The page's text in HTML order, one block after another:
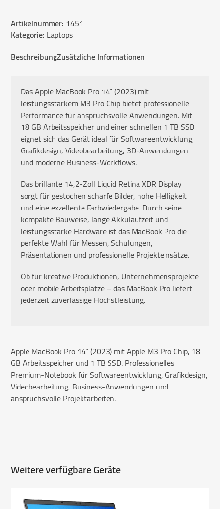
14"
(2023)
Menge
Artikelnummer: 1451
Kategorie: Laptops
BeschreibungZusätzliche Informationen
Das Apple MacBook Pro 14” (2023) mit
leistungsstarkem M3 Pro Chip bietet professionelle
Performance für anspruchsvolle Anwendungen. Mit
18 GB Arbeitsspeicher und einer schnellen 1 TB SSD
eignet sich das Gerät ideal für Softwareentwicklung,
Grafikdesign, Videobearbeitung, 3D-Anwendungen
und moderne Business-Workflows.
Das brillante 14,2-Zoll Liquid Retina XDR Display
sorgt für gestochen scharfe Bilder, hohe Helligkeit
und eine exzellente Farbwiedergabe. Durch seine
kompakte Bauweise, lange Akkulaufzeit und
leistungsstarke Hardware ist das MacBook Pro die
perfekte Wahl für Messen, Schulungen,
Präsentationen und professionelle Projekteinsätze.
Ob für kreative Produktionen, Unternehmensprojekte
oder mobile Arbeitsplätze – das MacBook Pro liefert
jederzeit zuverlässige Höchstleistung.
Apple MacBook Pro 14” (2023) mit Apple M3 Pro Chip, 18
GB Arbeitsspeicher und 1 TB SSD. Professionelles
Premium-Notebook für Softwareentwicklung, Grafikdesign,
Videobearbeitung, Business-Anwendungen und
anspruchsvolle Projektarbeiten.
Weitere verfügbare Geräte